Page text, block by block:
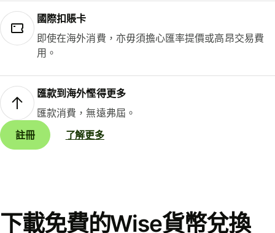
國際扣賬卡
即使在海外消費，亦毋須擔心匯率提價或高昂交易費
用。
匯款到海外慳得更多
匯款消費，無遠弗屆。
註冊
了解更多
下載免費的Wise貨幣兌換